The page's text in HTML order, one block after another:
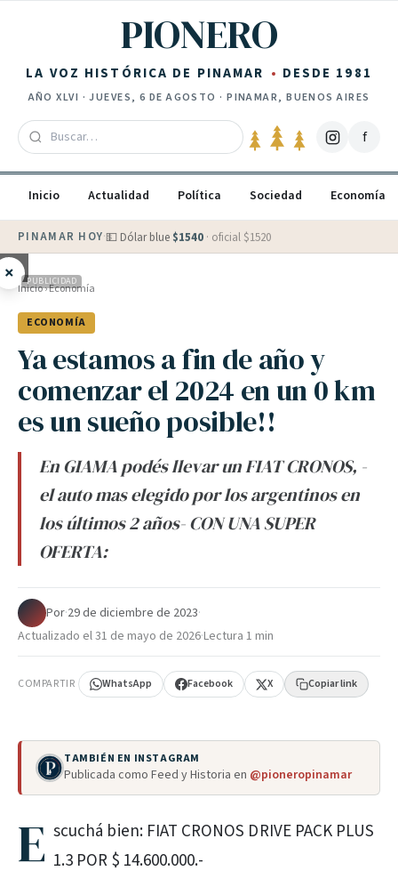
PIONERO
LA VOZ HISTÓRICA DE PINAMAR DESDE 1981
AÑOXLVI ·JUEVES, 6 DE AGOSTO · PINAMAR, BUENOS AIRES
f
Inicio Actualidad Política Sociedad Economía
PINAMAR HOY·💵 Dólar blue $1540 · oficial $1520
× PUBLICIDAD
Inicio›Economía
ECONOMÍA
Ya estamos a fin de año y
comenzar el 2024 en un 0 km
es un sueño posible!!
En GIAMA podés llevar un FIAT CRONOS, -
el auto mas elegido por los argentinos en
los últimos 2 años- CON UNA SUPER
OFERTA:
Por·29 de diciembre de 2023·
Actualizado el31 de mayo de 2026·Lectura 1 min
COMPARTIR WhatsApp Facebook X Copiar link
TAMBIÉN EN INSTAGRAM
Publicada como Feed y Historia en @pioneropinamar
E scuchá bien: FIAT CRONOS DRIVE PACK PLUS
1.3 POR $ 14.600.000.-